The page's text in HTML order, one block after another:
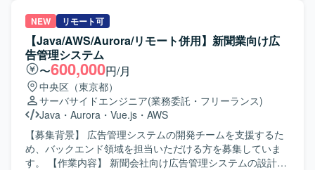
タベース操作や、必要に応じてAI（Cloud Code）を活用し
た開発を行っていただきます。
発、PostgreSQLとjOOQを利用した実装を行います。フロ
ントエンドではReactおよびTypeScript、Vite、Chakra UIを
用いた画面開発を行います。OpenAPI 3.0およびYAMLによ
るAPI仕様管理を行い、APIファーストな開発を進めていた
だきます。開発環境としてVisual Studio Code、GitHub、
GitHub Actions、OpenAPI Generator（Swagger）を利用
し、継続的な開発・保守を推進していただきます。 【求め
る人物像】 中堅から上級クラスとして、自走して開発を推
進できる方を求めています。お客様との技術的な会話や設
計方針の検討ができ、フットワーク軽くコミュニケーショ
ンを取りながら開発を進めていただける方を歓迎します。
NEW リモート可
【Java/AWS/Aurora/リモート併用】新聞業向け広
告管理システム
〜600,000円/月
中央区（東京都）
サーバサイドエンジニア(業務委託・フリーランス)
Java ・ Aurora ・ Vue.js ・ AWS
【募集背景】 広告管理システムの開発チームを支援するた
め、バックエンド領域を担当いただける方を募集していま
す。 【作業内容】 新聞会社向け広告管理システムの設計・